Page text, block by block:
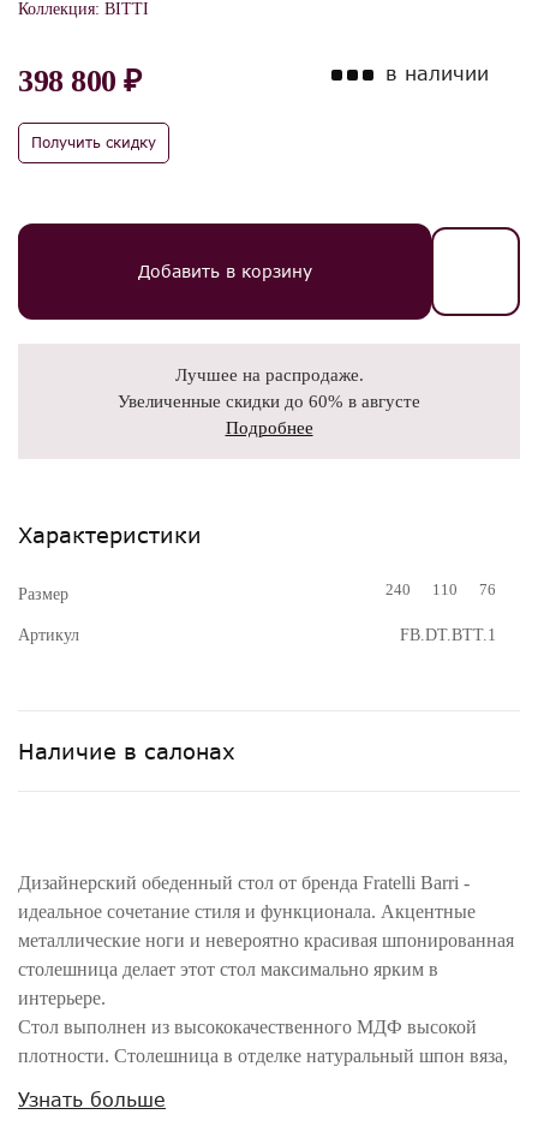
Коллекция: BITTI
398 800 ₽
Получить скидку
в наличии
Добавить в корзину
Лучшее на распродаже.
Увеличенные скидки до 60% в августе
Подробнее
Характеристики
Размер 240 110 76
Артикул FB.DT.BTT.1
Наличие в салонах
Дизайнерский обеденный стол от бренда Fratelli Barri -
идеальное сочетание стиля и функционала. Акцентные
металлические ноги и невероятно красивая шпонированная
столешница делает этот стол максимально ярким в
интерьере.
Стол выполнен из высококачественного МДФ высокой
плотности. Столешница в отделке натуральный шпон вяза,
основание в цвете матовая латунь.
Узнать больше